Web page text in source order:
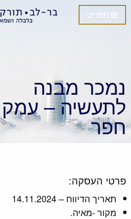
נמכר מבנה
לתעשיה – עמק
חפר
פרטי העסקה:
תאריך הדיווח – 14.11.2024
מקור -מאיה.